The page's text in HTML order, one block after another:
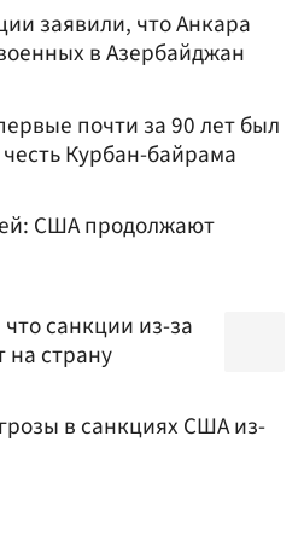
заявили, что Анкара
в Азербайджан
почти за 90 лет был
Курбан-байрама
США продолжают
санкции из-за
на страну
в санкциях США из-